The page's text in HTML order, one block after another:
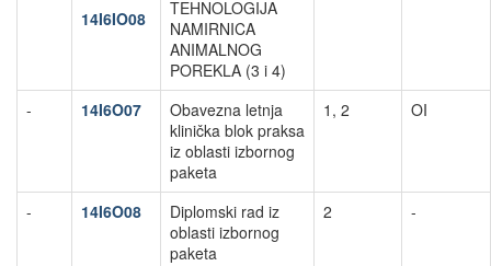
14I6IO08
TEHNOLOGIJA
NAMIRNICA
ANIMALNOG
POREKLA (3 i 4)
- 14I6O07
Obavezna letnja
klinička blok praksa
iz oblasti izbornog
paketa
1, 2 OI
- 14I6O08
Diplomski rad iz
oblasti izbornog
paketa
2 -